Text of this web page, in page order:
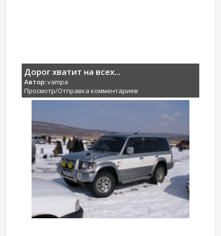
Дорог хватит на всех...
Автор:vampa
Просмотр/Отправка комментариев